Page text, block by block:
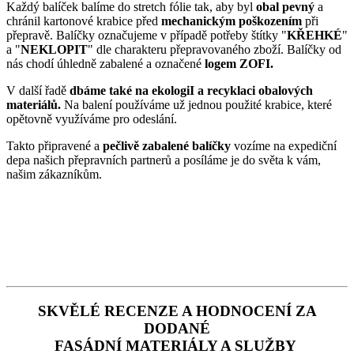
Každý balíček balíme do stretch fólie tak, aby byl obal pevný a
chránil kartonové krabice před mechanickým poškozením při
přepravě. Balíčky označujeme v případě potřeby štítky "KŘEHKÉ"
a "NEKLOPIT" dle charakteru přepravovaného zboží. Balíčky od
nás chodí úhledně zabalené a označené logem ZOFI.
V další řadě dbáme také na ekologiI a recyklaci obalových
materiálů. Na balení používáme už jednou použité krabice, které
opětovně využíváme pro odeslání.
Takto připravené a pečlivě zabalené balíčky vozíme na expediční
depa našich přepravních partnerů a posíláme je do světa k vám,
našim zákazníkům.
SKVĚLÉ RECENZE A HODNOCENÍ ZA
DODANÉ
FASÁDNÍ MATERIÁLY A SLUŽBY